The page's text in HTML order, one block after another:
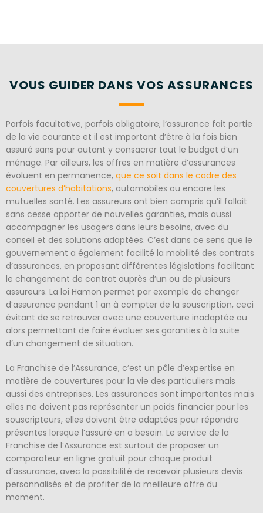
VOUS GUIDER DANS VOS ASSURANCES
Parfois facultative, parfois obligatoire, l’assurance fait partie
de la vie courante et il est important d’être à la fois bien
assuré sans pour autant y consacrer tout le budget d’un
ménage. Par ailleurs, les offres en matière d’assurances
évoluent en permanence, que ce soit dans le cadre des
couvertures d’habitations, automobiles ou encore les
mutuelles santé. Les assureurs ont bien compris qu’il fallait
sans cesse apporter de nouvelles garanties, mais aussi
accompagner les usagers dans leurs besoins, avec du
conseil et des solutions adaptées. C’est dans ce sens que le
gouvernement a également facilité la mobilité des contrats
d’assurances, en proposant différentes législations facilitant
le changement de contrat auprès d’un ou de plusieurs
assureurs. La loi Hamon permet par exemple de changer
d’assurance pendant 1 an à compter de la souscription, ceci
évitant de se retrouver avec une couverture inadaptée ou
alors permettant de faire évoluer ses garanties à la suite
d’un changement de situation.
La Franchise de l’Assurance, c’est un pôle d’expertise en
matière de couvertures pour la vie des particuliers mais
aussi des entreprises. Les assurances sont importantes mais
elles ne doivent pas représenter un poids financier pour les
souscripteurs, elles doivent être adaptées pour répondre
présentes lorsque l’assuré en a besoin. Le service de la
Franchise de l’Assurance est surtout de proposer un
comparateur en ligne gratuit pour chaque produit
d’assurance, avec la possibilité de recevoir plusieurs devis
personnalisés et de profiter de la meilleure offre du
moment.